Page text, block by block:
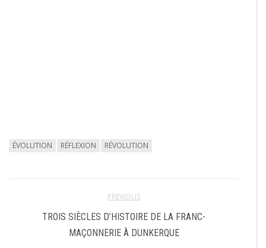
ÉVOLUTION RÉFLEXION RÉVOLUTION
PREVIOUS
TROIS SIÈCLES D’HISTOIRE DE LA FRANC-
MAÇONNERIE À DUNKERQUE